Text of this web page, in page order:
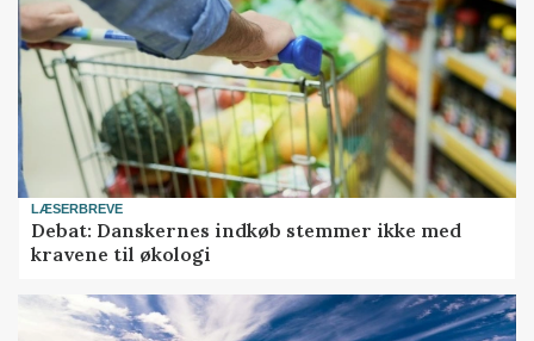
LÆSERBREVE
Debat: Danskernes indkøb stemmer ikke med
kravene til økologi